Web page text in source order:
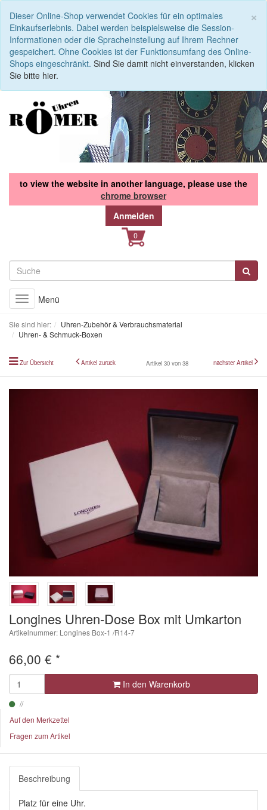
×
Dieser Online-Shop verwendet Cookies für ein optimales
Einkaufserlebnis. Dabei werden beispielsweise die Session-
Informationen oder die Spracheinstellung auf Ihrem Rechner
gespeichert. Ohne Cookies ist der Funktionsumfang des Online-
Shops eingeschränkt. Sind Sie damit nicht einverstanden, klicken
Sie bitte hier.
to view the website in another language, please use the
chrome browser
Anmelden
Toggle
navigation
Menü
Sie sind hier:
Uhren-Zubehör & Verbrauchsmaterial
Uhren- & Schmuck-Boxen
Zur Übersicht Artikel zurück Artikel 30 von 38 nächster Artikel
Longines Uhren-Dose Box mit Umkarton
Artikelnummer: Longines Box-1 /R14-7
66,00 € *
In den Warenkorb
Auf den Merkzettel
Fragen zum Artikel
Beschreibung
Platz für eine Uhr.